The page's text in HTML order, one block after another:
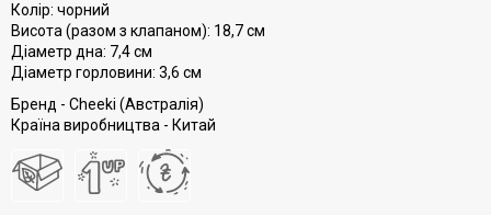
Колір: чорний
Висота (разом з клапаном): 18,7 см
Діаметр дна: 7,4 см
Діаметр горловини: 3,6 см
Бренд - Cheeki (Австралія)
Країна виробництва - Китай